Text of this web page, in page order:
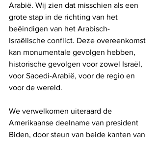
Arabië. Wij zien dat misschien als een
grote stap in de richting van het
beëindigen van het Arabisch-
Israëlische conflict. Deze overeenkomst
kan monumentale gevolgen hebben,
historische gevolgen voor zowel Israël,
voor Saoedi-Arabië, voor de regio en
voor de wereld.
We verwelkomen uiteraard de
Amerikaanse deelname van president
Biden, door steun van beide kanten van